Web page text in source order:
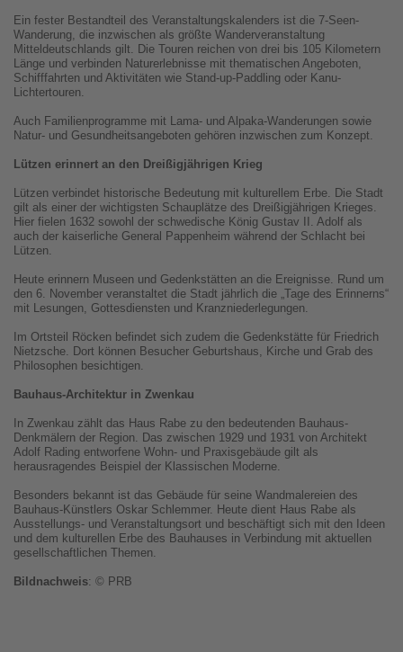
Ein fester Bestandteil des Veranstaltungskalenders ist die 7-Seen-
Wanderung, die inzwischen als größte Wanderveranstaltung
Mitteldeutschlands gilt. Die Touren reichen von drei bis 105 Kilometern
Länge und verbinden Naturerlebnisse mit thematischen Angeboten,
Schifffahrten und Aktivitäten wie Stand-up-Paddling oder Kanu-
Lichtertouren.
Auch Familienprogramme mit Lama- und Alpaka-Wanderungen sowie
Natur- und Gesundheitsangeboten gehören inzwischen zum Konzept.
Lützen erinnert an den Dreißigjährigen Krieg
Lützen verbindet historische Bedeutung mit kulturellem Erbe. Die Stadt
gilt als einer der wichtigsten Schauplätze des Dreißigjährigen Krieges.
Hier fielen 1632 sowohl der schwedische König Gustav II. Adolf als
auch der kaiserliche General Pappenheim während der Schlacht bei
Lützen.
Heute erinnern Museen und Gedenkstätten an die Ereignisse. Rund um
den 6. November veranstaltet die Stadt jährlich die „Tage des Erinnerns“
mit Lesungen, Gottesdiensten und Kranzniederlegungen.
Im Ortsteil Röcken befindet sich zudem die Gedenkstätte für Friedrich
Nietzsche. Dort können Besucher Geburtshaus, Kirche und Grab des
Philosophen besichtigen.
Bauhaus-Architektur in Zwenkau
In Zwenkau zählt das Haus Rabe zu den bedeutenden Bauhaus-
Denkmälern der Region. Das zwischen 1929 und 1931 von Architekt
Adolf Rading entworfene Wohn- und Praxisgebäude gilt als
herausragendes Beispiel der Klassischen Moderne.
Besonders bekannt ist das Gebäude für seine Wandmalereien des
Bauhaus-Künstlers Oskar Schlemmer. Heute dient Haus Rabe als
Ausstellungs- und Veranstaltungsort und beschäftigt sich mit den Ideen
und dem kulturellen Erbe des Bauhauses in Verbindung mit aktuellen
gesellschaftlichen Themen.
Bildnachweis: © PRB